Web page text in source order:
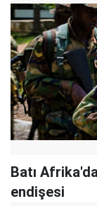
Batı
endişesi